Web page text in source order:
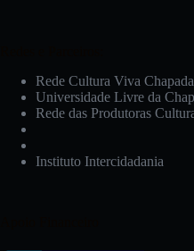
Rede Cultura Viva
Universidade Livre da
Rede das Produtoras
Instituto Intercidadania